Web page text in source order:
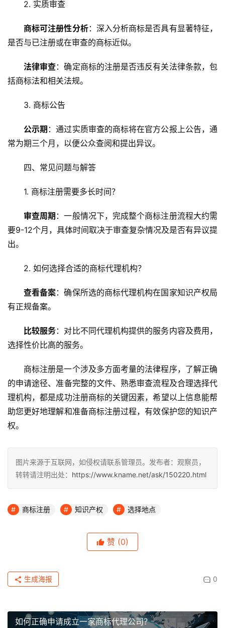
2. 实质审查
商标可注册性分析：深入分析商标是否具有显著特征，
是否与已注册或在审查的商标近似。
法律审查：确定商标的注册是否违反有关法律条款，包
括商标法和相关法规。
3. 商标公告
公示期 ：通过实质审查的商标将在官方公报上公告，通
常为期三个月，以便公众查阅和提出异议。
四、常见问题与解答
1. 商标注册需要多长时间？
审查周期 ：一般情况下，完成整个商标注册流程大约需
要9-12个月，具体时间取决于审查复杂情况及是否有异议提
出。
2. 如何选择合适的商标代理机构？
查看备案：确保所选的商标代理机构在国家知识产权局
有正规备案。
比较服务：对比不同代理机构提供的服务内容及费用，
选择性价比高的服务。
商标注册是一个涉及多方面考量的法律程序，了解正确
的申请途径、准备完整的文件、熟悉审查流程及合理选择代
理机构，都是成功注册商标的关键因素，希望以上信息能帮
助您更好地理解和准备商标注册过程，有效保护您的知识产
权。
图片来源于互联网，如侵权请联系管理员。发布者：观察员，
转转请注明出处： https://www.kname.net/ask/150220.html
商标注册 知识产权 选择地点
赞 (0)
0
生成海报
如何正确申请成立一家商标代理公司？